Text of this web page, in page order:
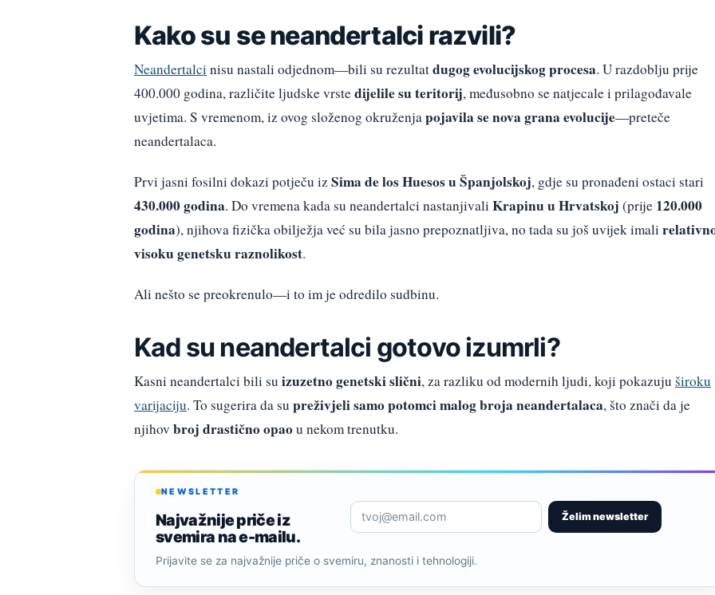
Kako su se neandertalci razvili?
Neandertalci nisu nastali odjednom—bili su rezultatdugog evolucijskog procesa. U razdoblju prije
400.000 godina, različite ljudske vrstedijelile su teritorij, međusobno se natjecale i prilagođavale
uvjetima. S vremenom, iz ovog složenog okruženja pojavila se nova grana evolucije—preteče
neandertalaca.
Prvi jasni fosilni dokazi potječu izSima de los Huesos u Španjolskoj, gdje su pronađeni ostaci stari
430.000 godina. Do vremena kada su neandertalci nastanjivali Krapinu u Hrvatskoj (prije 120.000
godina), njihova fizička obilježja već su bila jasno prepoznatljiva, no tada su još uvijek imali
visoku genetsku raznolikost.
Ali nešto se preokrenulo—i to im je odredilo sudbinu.
Kad su neandertalci gotovo izumrli?
Kasni neandertalci bili su izuzetno genetski slični, za razliku od modernih ljudi, koji pokazuju široku
varijaciju. To sugerira da su preživjeli samo potomci malog broja neandertalaca, što znači da je
njihov broj drastično opaou nekom trenutku.
NEWSLETTER
Najvažnije priče iz
svemira na e-mailu.
Želim newsletter
Prijavite se za najvažnije priče o svemiru, znanosti i tehnologiji.